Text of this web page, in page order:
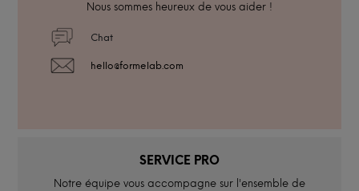
Nous sommes heureux de vous aider !
Chat
hello@formelab.com
SERVICE PRO
Notre équipe vous accompagne sur l'ensemble de